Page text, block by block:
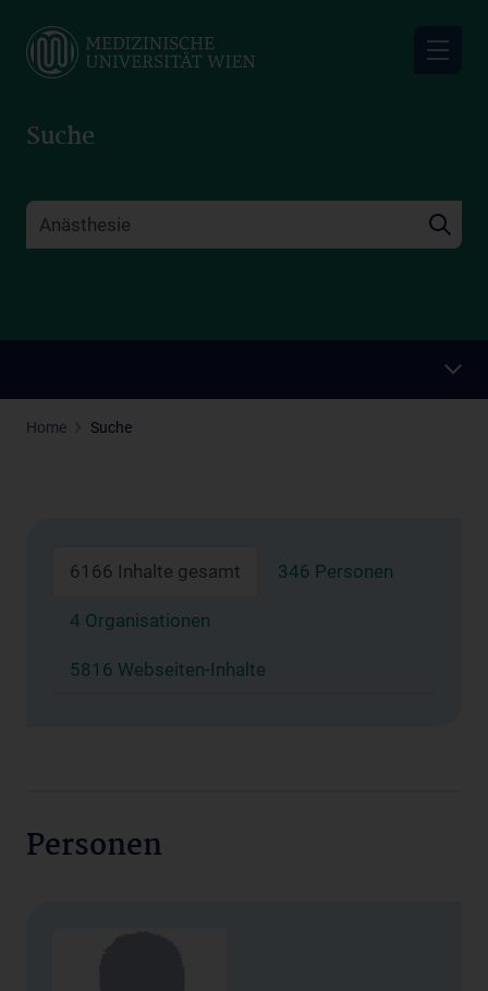
main
Suche
Home Suche
6166 Inhalte gesamt 346 Personen
4 Organisationen
5816 Webseiten-Inhalte
Personen